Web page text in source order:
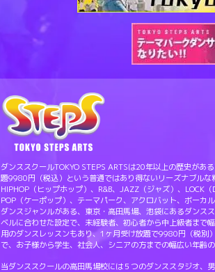
ダンススクールTOKYO STEPS ARTSは20年以上の歴史があ
題9980円（税込）という普通ではあり得ないリーズナブル
HIPHOP（ヒップホップ）、R&B、JAZZ（ジャズ）、LOCK
POP（ケーポップ）、テーマパーク、アクロバット、ボーカ
ダンスジャンルがある、東京・高田馬場、池袋にあるダンス
ベルに合わせた設定で、未経験者、初心者から中上級者まで
用のダンスレッスンもあり、1ヶ月受け放題で9980円（税別
で、お子様から学生、社会人、シニアの方までの幅広い年齢
当ダンススクールの高田馬場校には５つのダンススタジオ、